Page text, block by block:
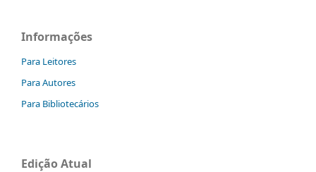
Informações
Para Leitores
Para Autores
Para Bibliotecários
Edição Atual